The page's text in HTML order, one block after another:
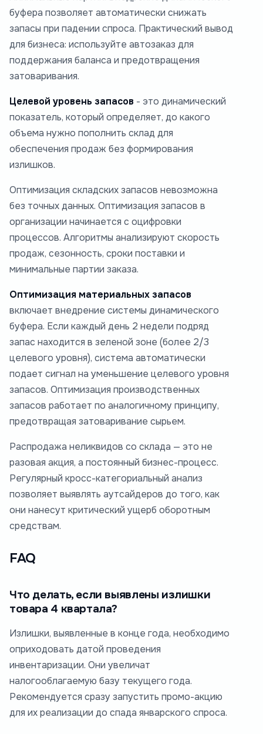
буфера позволяет автоматически снижать
запасы при падении спроса. Практический вывод
для бизнеса: используйте автозаказ для
поддержания баланса и предотвращения
затоваривания.
Целевой уровень запасов - это динамический
показатель, который определяет, до какого
объема нужно пополнить склад для
обеспечения продаж без формирования
излишков.
Оптимизация складских запасов невозможна
без точных данных. Оптимизация запасов в
организации начинается с оцифровки
процессов. Алгоритмы анализируют скорость
продаж, сезонность, сроки поставки и
минимальные партии заказа.
Оптимизация материальных запасов
включает внедрение системы динамического
буфера. Если каждый день 2 недели подряд
запас находится в зеленой зоне (более 2/3
целевого уровня), система автоматически
подает сигнал на уменьшение целевого уровня
запасов. Оптимизация производственных
запасов работает по аналогичному принципу,
предотвращая затоваривание сырьем.
Распродажа неликвидов со склада — это не
разовая акция, а постоянный бизнес-процесс.
Регулярный кросс-категориальный анализ
позволяет выявлять аутсайдеров до того, как
они нанесут критический ущерб оборотным
средствам.
FAQ
Что делать, если выявлены излишки
товара 4 квартала?
Излишки, выявленные в конце года, необходимо
оприходовать датой проведения
инвентаризации. Они увеличат
налогооблагаемую базу текущего года.
Рекомендуется сразу запустить промо-акцию
для их реализации до спада январского спроса.